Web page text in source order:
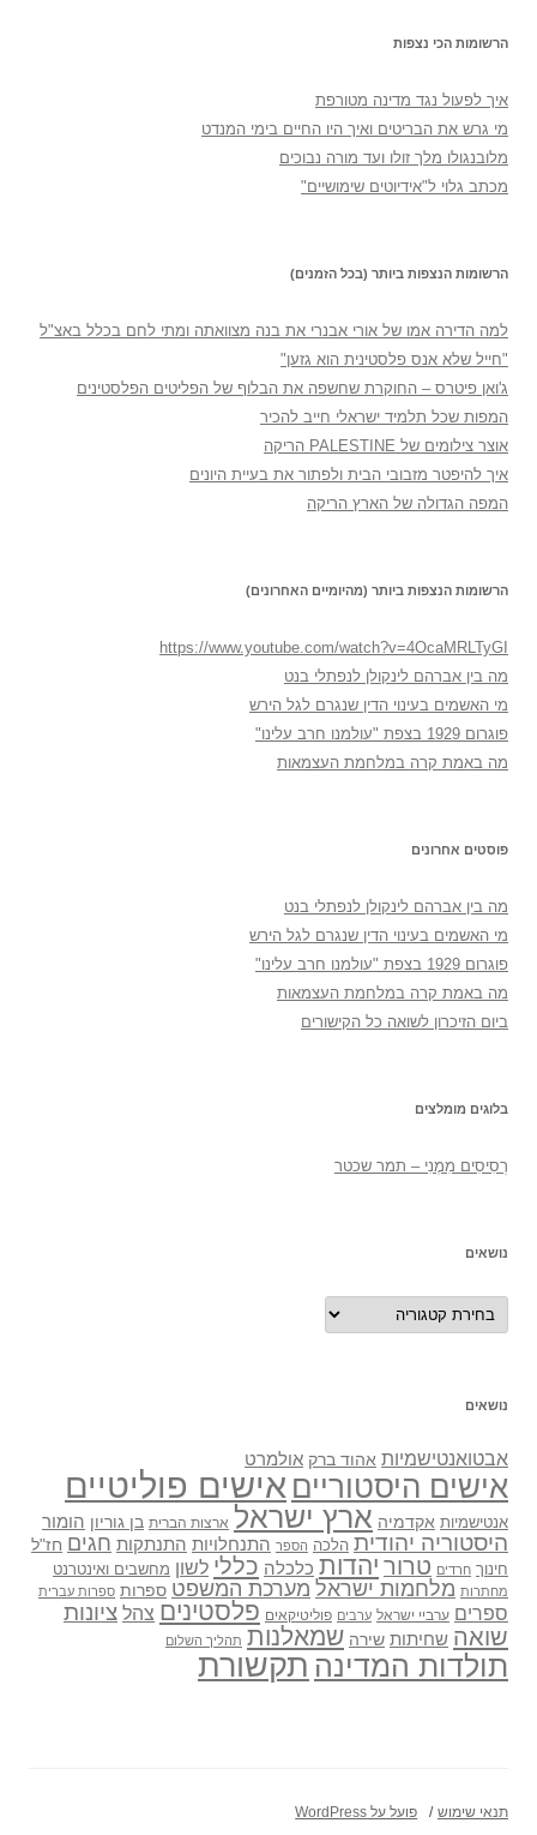
הרשומות הכי נצפות
איך לפעול נגד מדינה מטורפת
מי גרש את הבריטים ואיך היו החיים בימי המנדט
מלובנגולו מלך זולו ועד מורה נבוכים
מכתב גלוי ל"אידיוטים שימושיים"
הרשומות הנצפות ביותר (בכל הזמנים)
למה הדירה אמו של אורי אבנרי את בנה מצוואתה ומתי לחם בכלל באצ"ל
"חייל שלא אנס פלסטינית הוא גזען"
ג'ואן פיטרס – החוקרת שחשפה את הבלוף של הפליטים הפלסטינים
המפות שכל תלמיד ישראלי חייב להכיר
אוצר צילומים של PALESTINE הריקה
איך להיפטר מזבובי הבית ולפתור את בעיית היונים
המפה הגדולה של הארץ הריקה
הרשומות הנצפות ביותר (מהיומיים האחרונים)
https://www.youtube.com/watch?v=4OcaMRLTyGI
מה בין אברהם לינקולן לנפתלי בנט
מי האשמים בעינוי הדין שנגרם לגל הירש
פוגרום 1929 בצפת "עולמנו חרב עלינו"
מה באמת קרה במלחמת העצמאות
פוסטים אחרונים
מה בין אברהם לינקולן לנפתלי בנט
מי האשמים בעינוי הדין שנגרם לגל הירש
פוגרום 1929 בצפת "עולמנו חרב עלינו"
מה באמת קרה במלחמת העצמאות
ביום הזיכרון לשואה כל הקישורים
בלוגים מומלצים
רְסִיסִים מִמֶנִי – תמר שכטר
נושאים
נושאים
נושאים
אבטואנטישמיות אהוד ברק אולמרט
אישים היסטוריים אישים פוליטיים
אנטישמיות אקדמיה ארץ ישראל ארצות הברית בן גוריון הומור
היסטוריה יהודית הלכה הספר התנחלויות התנתקות חגים חז"ל
חינוך חרדים טרור יהדות כלכלה כללי לשון מחשבים ואינטרנט
מחתרות מלחמות ישראל מערכת המשפט ספרות ספרות עברית
ספרים ערביי ישראל ערבים פוליטיקאים פלסטינים צהל ציונות
שואה שחיתות שירה שמאלנות תהליך השלום
תולדות המדינה תקשורת
תנאי שימוש פועל על WordPress